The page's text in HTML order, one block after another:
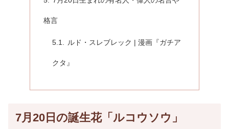
格言
ルド・スレブレック | 漫画『ガチア
クタ』
7月20日の誕生花「ルコウソウ」